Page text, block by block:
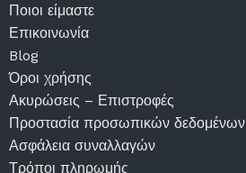
Ποιοι είμαστε
Επικοινωνία
Blog
Όροι χρήσης
Ακυρώσεις – Επιστροφές
Προστασία προσωπικών δεδομένων
Ασφάλεια συναλλαγών
Τρόποι πληρωμής